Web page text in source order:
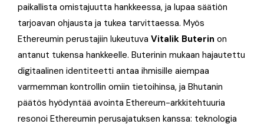
paikallista omistajuutta hankkeessa, ja lupaa säätiön
tarjoavan ohjausta ja tukea tarvittaessa. Myös
Ethereumin perustajiin lukeutuva Vitalik Buterin on
antanut tukensa hankkeelle. Buterinin mukaan hajautettu
digitaalinen identiteetti antaa ihmisille aiempaa
varmemman kontrollin omiin tietoihinsa, ja Bhutanin
päätös hyödyntää avointa Ethereum-arkkitehtuuria
resonoi Ethereumin perusajatuksen kanssa: teknologia